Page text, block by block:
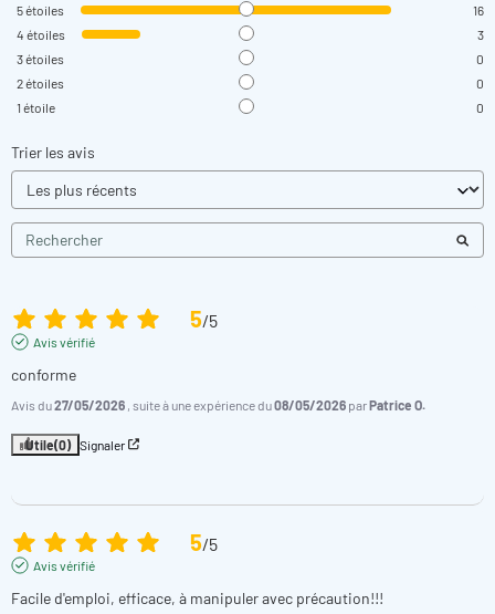
d'enrichir le site de contenu multimédia et
augmentent sa visibilité.
En autorisant ces services tiers, vous acceptez le
dépôt et la lecture de cookies et l'utilisation de
technologies de suivi nécessaires à leur bon
5étoiles
16
4 étoiles
3
3étoiles
0
2étoiles
0
1 étoile 0
Trier les avis
5/5
Avis vérifié
conforme
Avis du27/05/2026 , suite à une expérience du08/05/2026 parPatrice O.
Utile(0) Signaler
5/5
Avis vérifié
Facile d'emploi, efficace, à manipuler avec précaution!!!